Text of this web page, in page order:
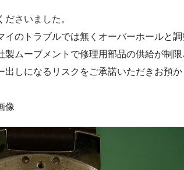
さいました。
イのトラブルでは無くオーバーホールと
ムーブメントで修理用部品の供給が制限
しになるリスクをご承諾いただきお預か
像